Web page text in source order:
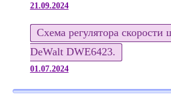
21.09.2024
Схема регулятора
DeWalt DWE6423.
01.07.2024